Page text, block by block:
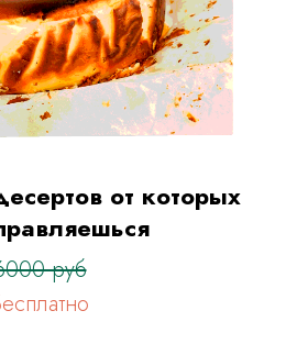
от которых
руб